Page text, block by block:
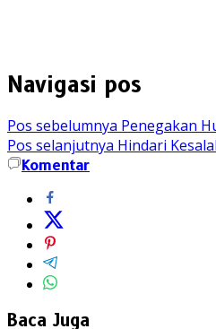
Navigasi pos
Pos sebelumnya Penegakan
Pos selanjutnya Hindari
Komentar
Baca Juga